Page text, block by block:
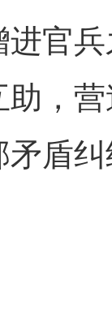
官
，
矛盾